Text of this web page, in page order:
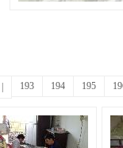
193 194 195